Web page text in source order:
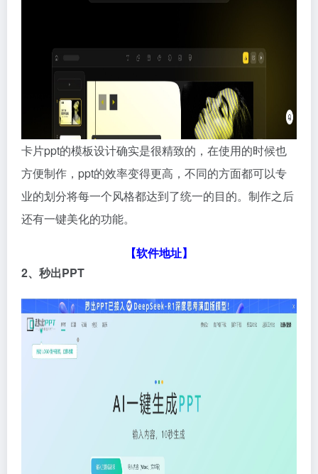
卡片ppt的模板设计确实是很精致的，在使用的时候也
方便制作，ppt的效率变得更高，不同的方面都可以专
业的划分将每一个风格都达到了统一的目的。制作之后
还有一键美化的功能。
【软件地址】
2、秒出PPT